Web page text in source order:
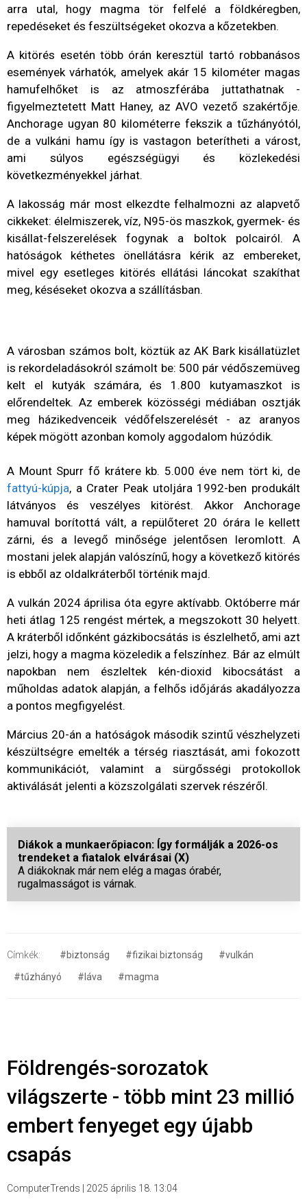
arra utal, hogy magma tör felfelé a földkéregben,
repedéseket és feszültségeket okozva a kőzetekben.
A kitörés esetén több órán keresztül tartó robbanásos
események várhatók, amelyek akár 15 kilométer magas
hamufelhőket is az atmoszférába juttathatnak -
figyelmeztetett Matt Haney, az AVO vezető szakértője.
Anchorage ugyan 80 kilométerre fekszik a tűzhányótól,
de a vulkáni hamu így is vastagon beterítheti a várost,
ami súlyos egészségügyi és közlekedési
következményekkel járhat.
A lakosság már most elkezdte felhalmozni az alapvető
cikkeket: élelmiszerek, víz, N95-ös maszkok, gyermek- és
kisállat-felszerelések fogynak a boltok polcairól. A
hatóságok kéthetes önellátásra kérik az embereket,
mivel egy esetleges kitörés ellátási láncokat szakíthat
meg, késéseket okozva a szállításban.
A városban számos bolt, köztük az AK Bark kisállatüzlet
is rekordeladásokról számolt be: 500 pár védőszemüveg
kelt el kutyák számára, és 1.800 kutyamaszkot is
előrendeltek. Az emberek közösségi médiában osztják
meg házikedvenceik védőfelszerelését - az aranyos
képek mögött azonban komoly aggodalom húzódik.
A Mount Spurr fő krátere kb. 5.000 éve nem tört ki, de
fattyú-kúpja, a Crater Peak utoljára 1992-ben produkált
látványos és veszélyes kitörést. Akkor Anchorage
hamuval borítottá vált, a repülőteret 20 órára le kellett
zárni, és a levegő minősége jelentősen leromlott. A
mostani jelek alapján valószínű, hogy a következő kitörés
is ebből az oldalkráterből történik majd.
A vulkán 2024 áprilisa óta egyre aktívabb. Októberre már
heti átlag 125 rengést mértek, a megszokott 30 helyett.
A kráterből időnként gázkibocsátás is észlelhető, ami azt
jelzi, hogy a magma közeledik a felszínhez. Bár az elmúlt
napokban nem észleltek kén-dioxid kibocsátást a
műholdas adatok alapján, a felhős időjárás akadályozza
a pontos megfigyelést.
Március 20-án a hatóságok második szintű vészhelyzeti
készültségre emelték a térség riasztását, ami fokozott
kommunikációt, valamint a sürgősségi protokollok
aktiválását jelenti a közszolgálati szervek részéről.
Diákok a munkaerőpiacon: Így formálják a 2026-os
trendeket a fiatalok elvárásai (X)
A diákoknak már nem elég a magas órabér,
rugalmasságot is várnak.
Címkék: #biztonság #fizikai biztonság
#vulkán
#tűzhányó
#láva #magma
Földrengés-sorozatok
világszerte - több mint 23 millió
embert fenyeget egy újabb
csapás
ComputerTrends 2025 április 18. 13:04